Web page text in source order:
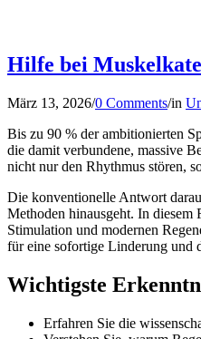
Hilfe bei
März 13, 2026/0 Comments/in
Bis zu 90 % der ambitionierten
die damit verbundene, massive
nicht nur den Rhythmus stören,
Die konventionelle Antwort
Methoden hinausgeht. In diesem
Stimulation und modernen
für eine sofortige Linderung und
Wichtigste
Erfahren Sie die